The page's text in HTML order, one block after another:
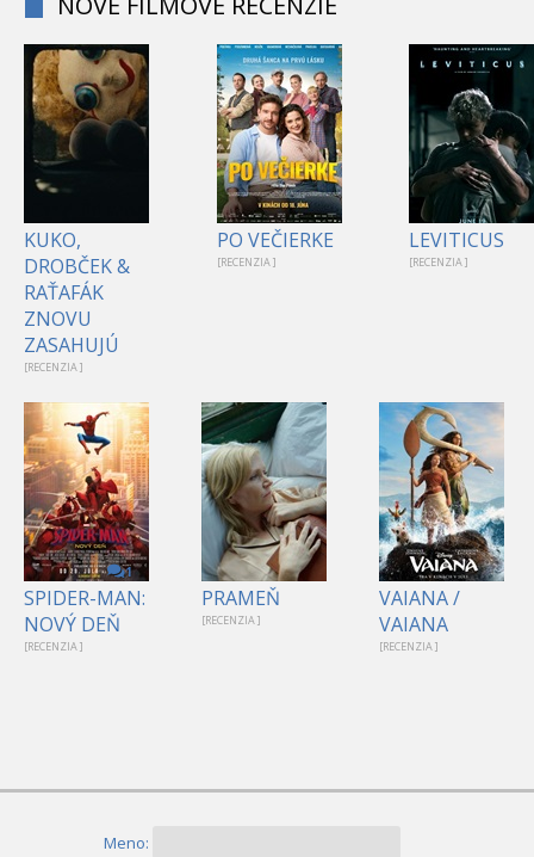
KUKO,
DROBČEK &
RAŤAFÁK
ZNOVU
ZASAHUJÚ
[RECENZIA ]
PO VEČIERKE
[RECENZIA ]
LEVITICUS
[RECENZIA ]
1
SPIDER-MAN:
NOVÝ DEŇ
[RECENZIA ]
PRAMEŇ
[RECENZIA ]
VAIANA /
VAIANA
[RECENZIA ]
Meno: